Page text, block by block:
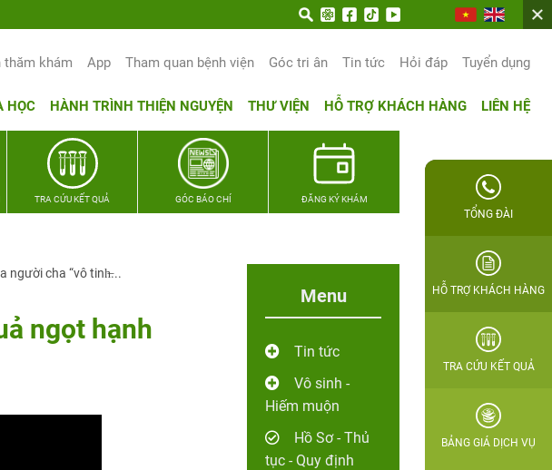
thăm khám App Tham quan bệnh viện Góc tri ân Tin tức Hỏi đáp Tuyển dụng
HỌC HÀNH TRÌNH THIỆN NGUYỆN THƯ VIỆN HỖ TRỢ KHÁCH HÀNG LIÊN HỆ
TRA CỨU KẾT QUẢ GÓC BÁO CHÍ ĐĂNG KÝ KHÁM
người cha “vô tinh̶...
ngọt hạnh
Menu
Tin tức
Vô sinh -
Hiếm muộn
Hồ Sơ - Thủ
tục - Quy định
TỔNG ĐÀI
HỖ TRỢ KHÁCH HÀNG
TRA CỨU KẾT QUẢ
BẢNG GIÁ DỊCH VỤ